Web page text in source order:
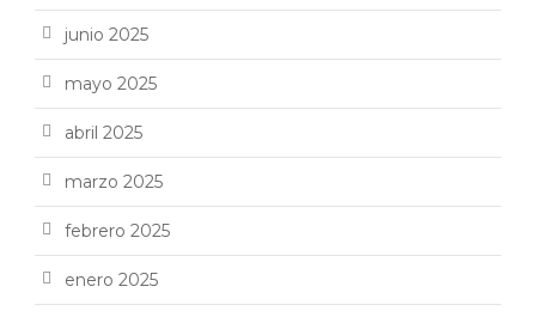
junio 2025
mayo 2025
abril 2025
marzo 2025
febrero 2025
enero 2025